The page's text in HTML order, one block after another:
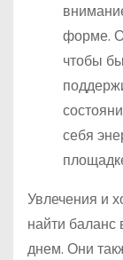
форме.
чтобы
себя
Увлечения и
найти
днем. Они